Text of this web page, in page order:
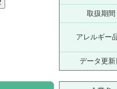
取扱期間
アレルギー
データ更新